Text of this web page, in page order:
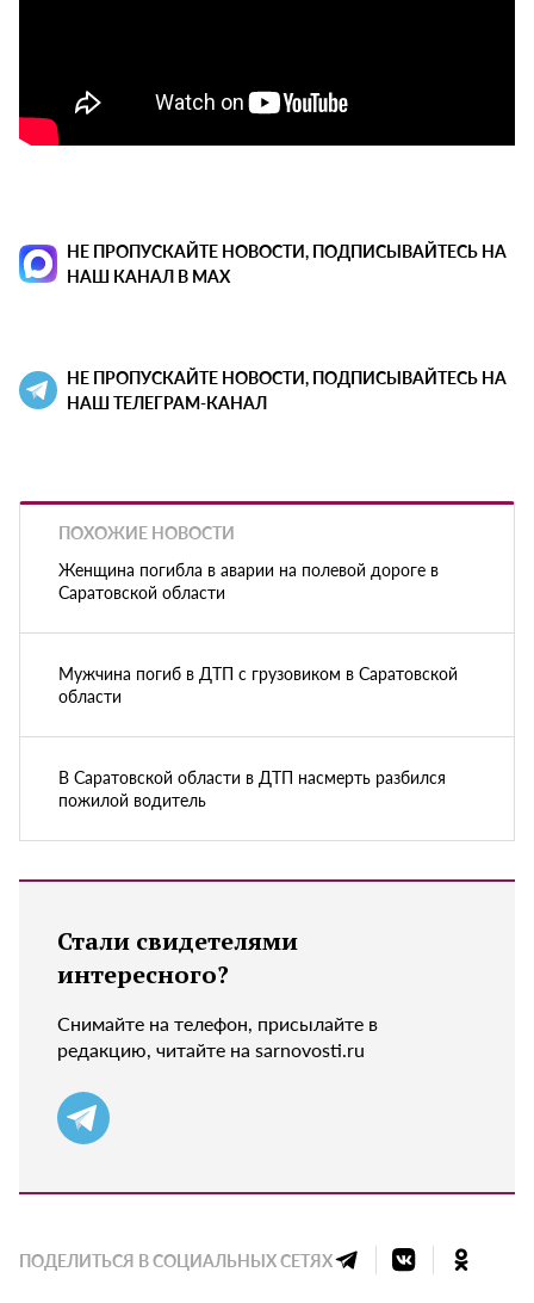
НЕ ПРОПУСКАЙТЕ НОВОСТИ, ПОДПИСЫВАЙТЕСЬ НА
НАШ КАНАЛ В MAX
НЕ ПРОПУСКАЙТЕ НОВОСТИ, ПОДПИСЫВАЙТЕСЬ НА
НАШ ТЕЛЕГРАМ-КАНАЛ
ПОХОЖИЕ НОВОСТИ
Женщина погибла в аварии на полевой дороге в
Саратовской области
Мужчина погиб в ДТП с грузовиком в Саратовской
области
В Саратовской области в ДТП насмерть разбился
пожилой водитель
Стали свидетелями
интересного?
Снимайте на телефон, присылайте в
редакцию, читайте на sarnovosti.ru
ПОДЕЛИТЬСЯ В СОЦИАЛЬНЫХ СЕТЯХ